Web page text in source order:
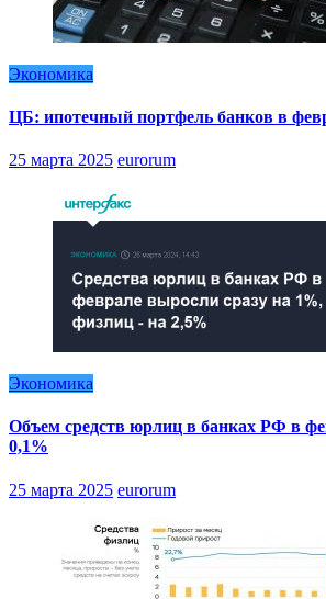
Экономика
ЦБ: ипотечный портфель банков в
25 марта 2025 eurorum
Экономика
Объем средств юрлиц в банках РФ в
0,1%
25 марта 2025 eurorum